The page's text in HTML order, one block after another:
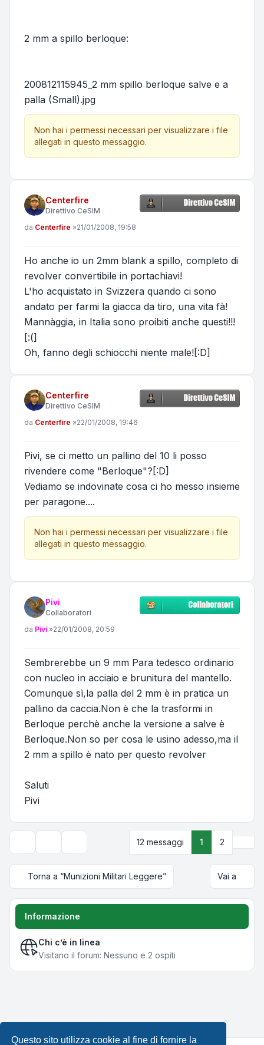
Questo sito utilizza cookie al fine di fornire la
2 mm a spillo berloque:
200812115945_2 mm spillo berloque salve e a
palla (Small).jpg
Non hai i permessi necessari per visualizzare i file
allegati in questo messaggio.
Centerfire
Direttivo CeSIM
Messaggio
da Centerfire »21/01/2008, 19:58
Ho anche io un 2mm blank a spillo, completo di
revolver convertibile in portachiavi!
L'ho acquistato in Svizzera quando ci sono
andato per farmi la giacca da tiro, una vita fà!
Mannàggia, in Italia sono proibiti anche questi!!!
[:(]
Oh, fanno degli schiocchi niente male![:D]
Centerfire
Direttivo CeSIM
Messaggio
da Centerfire »22/01/2008, 19:46
Pivi, se ci metto un pallino del 10 li posso
rivendere come "Berloque"?[:D]
Vediamo se indovinate cosa ci ho messo insieme
per paragone....
Non hai i permessi necessari per visualizzare i file
allegati in questo messaggio.
Pivi
Collaboratori
Messaggio
da Pivi »22/01/2008, 20:59
Sembrerebbe un 9 mm Para tedesco ordinario
con nucleo in acciaio e brunitura del mantello.
Comunque sì,la palla del 2 mm è in pratica un
pallino da caccia.Non è che la trasformi in
Berloque perchè anche la versione a salve è
Berloque.Non so per cosa le usino adesso,ma il
2 mm a spillo è nato per questo revolver
Saluti
Pivi
Opzioni di visualizzazione e ordinamento
12 messaggi 1 2
Torna a “Munizioni Militari Leggere” Vai a
Informazione
Chi c’è in linea
Visitano il forum: Nessuno e 2 ospiti